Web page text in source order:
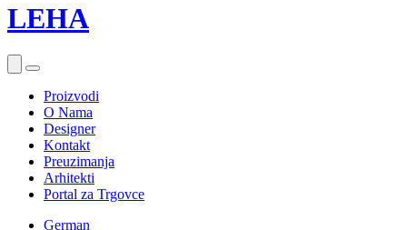
LEHA
Proizvodi
O Nama
Designer
Kontakt
Preuzimanja
Arhitekti
Portal za Trgovce
German